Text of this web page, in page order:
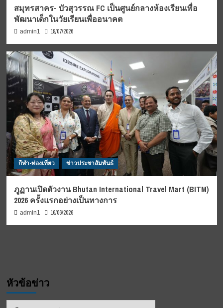
สมุทรสาคร- บัวสุวรรณ FC เป็นศูนย์กลางห้องเรียนเพื่อ
พัฒนาเด็กในวัยเรียนเพื่ออนาคต
admin1 18/07/2026
กีฬา-ท่องเที่ยว ข่าวประชาสัมพันธ์
ภูฏานเปิดตัวงาน Bhutan International Travel Mart (BITM)
2026 ครั้งแรกอย่างเป็นทางการ
admin1 16/06/2026
หัวข้อข่าว
หัวข้อ